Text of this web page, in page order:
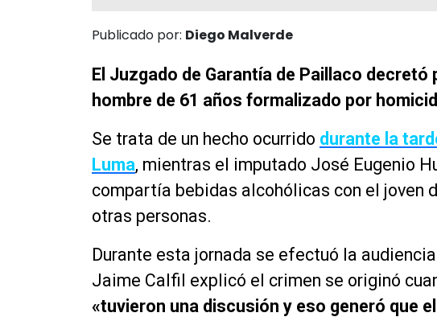
Publicado por: Diego Malverde
El Juzgado de Garantía de Paillaco
hombre de 61 años formalizado por
Se trata de un hecho ocurrido durante la
Luma, mientras el imputado José Eugenio
compartía bebidas alcohólicas con el joven
otras personas.
Durante esta jornada se efectuó la
Jaime Calfil explicó el crimen se originó
«tuvieron una discusión y eso generó que